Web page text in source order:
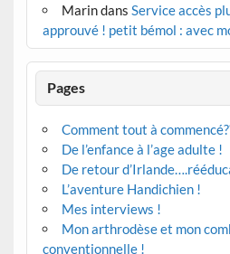
Marindans Service accès
approuvé ! petit bémol : avec
Pages
Comment tout à
De l’enfance à l’age adulte !
De retour
L’aventure Handichien !
Mes interviews !
Mon arthrodèse et mon
conventionnelle !